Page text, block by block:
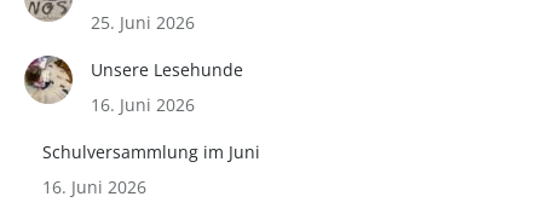
25. Juni 2026
Unsere Lesehunde
16. Juni 2026
Schulversammlung im Juni
16. Juni 2026